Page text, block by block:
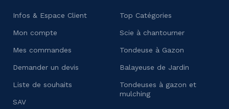
Infos & Espace Client
Mon compte
Mes commandes
Demander un devis
Liste de souhaits
SAV
Top Catégories
Scie à chantourner
Tondeuse à Gazon
Balayeuse de Jardin
Tondeuses à gazon et
mulching